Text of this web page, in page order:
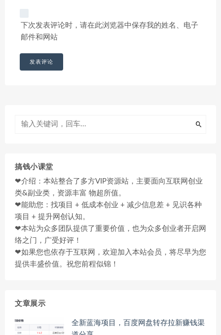
下次发表评论时，请在此浏览器中保存我的姓名、电子
邮件和网站
搞钱小课堂
❤介绍：本站整合了多方VIP资源站，主要面向互联网创业
类&副业类，资源丰富 物超所值。
❤能助您：找项目 + 低成本创业 + 减少信息差 + 见识各种
项目 + 提升网创认知。
❤本站为众多团队提供了重要价值，也为众多创业者开启网
络之门，广受好评！
❤如果您也依存于互联网，欢迎加入本站会员，将尽早为您
提供丰盛价值。祝您前程似锦！
文章展示
全新蓝海项目，百度网盘转存拉新赚钱渠